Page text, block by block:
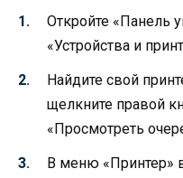
Откройте «Панель
«Устройства и
Найдите свой
щелкните правой
«Просмотреть
В меню «Принтер»